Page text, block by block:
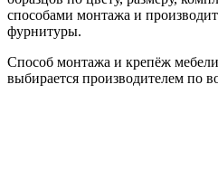
способами монтажа и
фурнитуры.
Способ монтажа и крепёж
выбирается производителем по